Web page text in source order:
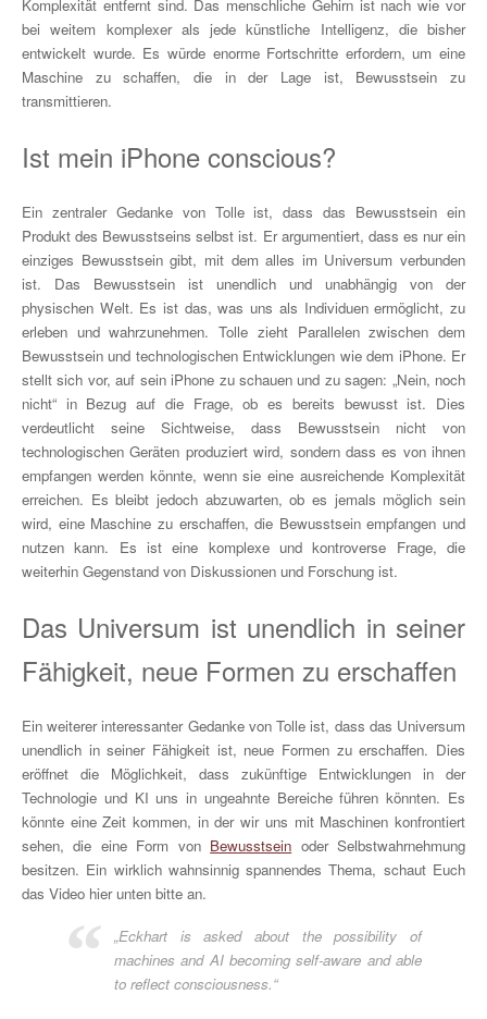
Komplexität entfernt sind. Das menschliche Gehirn ist nach wie vor
bei weitem komplexer als jede künstliche Intelligenz, die bisher
entwickelt wurde. Es würde enorme Fortschritte erfordern, um eine
Maschine zu schaffen, die in der Lage ist, Bewusstsein zu
transmittieren.
Ist mein iPhone conscious?
Ein zentraler Gedanke von Tolle ist, dass das Bewusstsein ein
Produkt des Bewusstseins selbst ist. Er argumentiert, dass es nur ein
einziges Bewusstsein gibt, mit dem alles im Universum verbunden
ist. Das Bewusstsein ist unendlich und unabhängig von der
physischen Welt. Es ist das, was uns als Individuen ermöglicht, zu
erleben und wahrzunehmen. Tolle zieht Parallelen zwischen dem
Bewusstsein und technologischen Entwicklungen wie dem iPhone. Er
stellt sich vor, auf sein iPhone zu schauen und zu sagen: „Nein, noch
nicht“ in Bezug auf die Frage, ob es bereits bewusst ist. Dies
verdeutlicht seine Sichtweise, dass Bewusstsein nicht von
technologischen Geräten produziert wird, sondern dass es von ihnen
empfangen werden könnte, wenn sie eine ausreichende Komplexität
erreichen. Es bleibt jedoch abzuwarten, ob es jemals möglich sein
wird, eine Maschine zu erschaffen, die Bewusstsein empfangen und
nutzen kann. Es ist eine komplexe und kontroverse Frage, die
weiterhin Gegenstand von Diskussionen und Forschung ist.
Das Universum ist unendlich in seiner
Fähigkeit, neue Formen zu erschaffen
Ein weiterer interessanter Gedanke von Tolle ist, dass das Universum
unendlich in seiner Fähigkeit ist, neue Formen zu erschaffen. Dies
eröffnet die Möglichkeit, dass zukünftige Entwicklungen in der
Technologie und KI uns in ungeahnte Bereiche führen könnten. Es
könnte eine Zeit kommen, in der wir uns mit Maschinen konfrontiert
sehen, die eine Form von Bewusstsein oder Selbstwahrnehmung
besitzen. Ein wirklich wahnsinnig spannendes Thema, schaut Euch
das Video hier unten bitte an.
„Eckhart is asked about the possibility of
machines and AI becoming self-aware and able
to reflect consciousness.“